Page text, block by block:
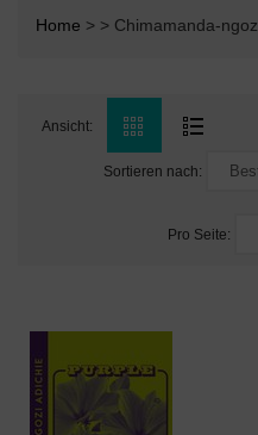
Home > > Chimamanda-
Ansicht:
Sortieren nach:
Pro Seite: